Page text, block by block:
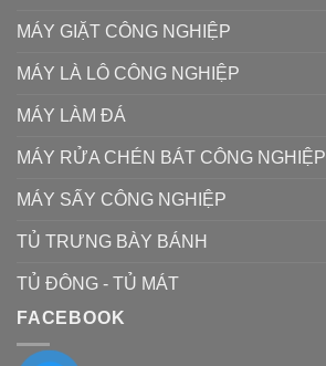
MÁY GIẶT CÔNG NGHIỆP
MÁY LÀ LÔ CÔNG NGHIỆP
MÁY LÀM ĐÁ
MÁY RỬA CHÉN BÁT CÔNG NGHIỆP
MÁY SẤY CÔNG NGHIỆP
TỦ TRƯNG BÀY BÁNH
TỦ ĐÔNG - TỦ MÁT
FACEBOOK